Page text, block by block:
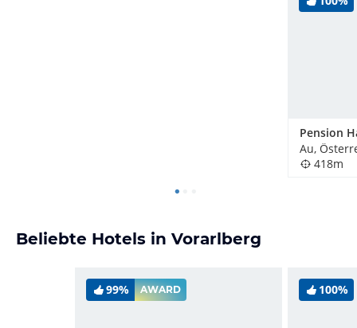
Au,
418m
Beliebte Hotels in Vorarlberg
99% AWARD 100%